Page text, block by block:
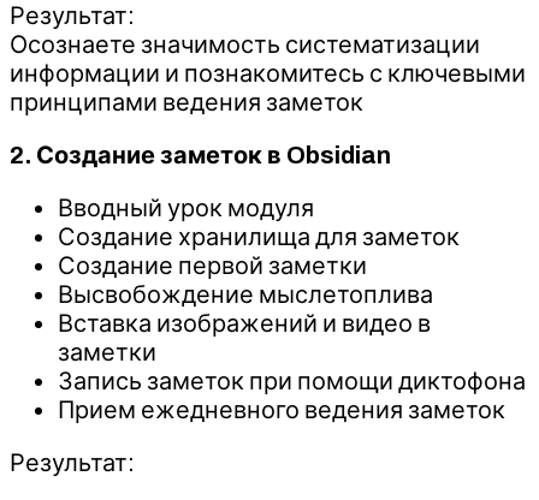
Результат:
Осознаете значимость систематизации
информации и познакомитесь с ключевыми
принципами ведения заметок
2. Создание заметок в Obsidian
Вводный урок модуля
Создание хранилища для заметок
Создание первой заметки
Высвобождение мыслетоплива
Вставка изображений и видео в
заметки
Запись заметок при помощи диктофона
Прием ежедневного ведения заметок
Результат: